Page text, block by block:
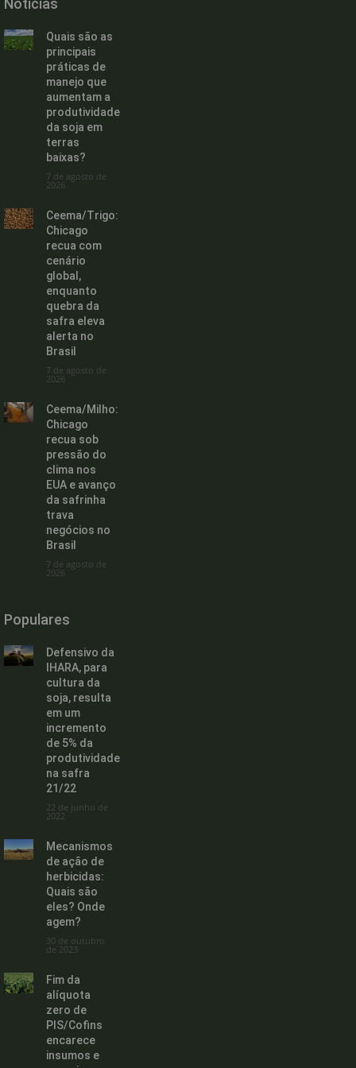
Noticias
Quais são as
principais
práticas de
manejo que
aumentam a
produtividade
da soja em
terras
baixas?
7 de agosto de
2026
Ceema/Trigo:
Chicago
recua com
cenário
global,
enquanto
quebra da
safra eleva
alerta no
Brasil
7 de agosto de
2026
Ceema/Milho:
Chicago
recua sob
pressão do
clima nos
EUA e avanço
da safrinha
trava
negócios no
Brasil
7 de agosto de
2026
Populares
Defensivo da
IHARA, para
cultura da
soja, resulta
em um
incremento
de 5% da
produtividade
na safra
21/22
22 de junho de
2022
Mecanismos
de ação de
herbicidas:
Quais são
eles? Onde
agem?
30 de outubro
de 2023
Fim da
alíquota
zero de
PIS/Cofins
encarece
insumos e